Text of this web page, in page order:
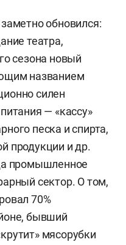
обновился:
театра,
сезона новый
названием
силен
— «кассу»
песка и спирта,
продукции и др.
промышленное
сектор. О том,
70%
бывший
мясорубки